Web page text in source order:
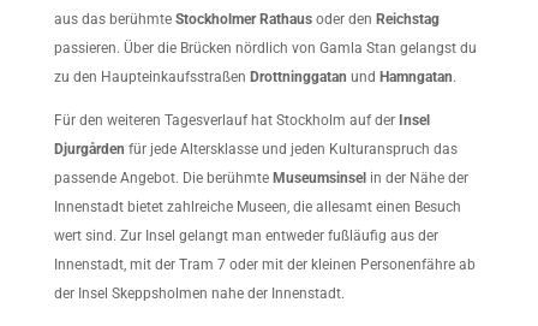
aus das berühmte Stockholmer Rathausoder den Reichstag
passieren. Über die Brücken nördlich von Gamla Stan gelangst du
zu den Haupteinkaufsstraßen Drottninggatan und Hamngatan.
Für den weiteren Tagesverlauf hat Stockholm auf der Insel
Djurgården für jede Altersklasse und jeden Kulturanspruch das
passende Angebot. Die berühmte Museumsinselin der Nähe der
Innenstadt bietet zahlreiche Museen, die allesamt einen Besuch
wert sind. Zur Insel gelangt man entweder fußläufig aus der
Innenstadt, mit der Tram 7 oder mit der kleinen Personenfähre ab
der Insel Skeppsholmen nahe der Innenstadt.